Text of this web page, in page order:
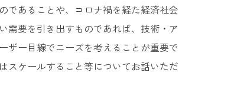
であることや、コロナ禍を経た経済社会
需要を引き出すものであれば、技術・ア
ザー目線でニーズを考えることが重要で
スケールすること等についてお話いただ